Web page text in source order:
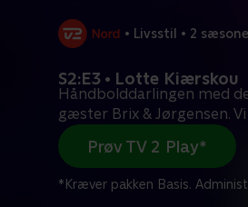
• Livsstil • 2
S2:E3 • Lotte Kiærskou
Håndbolddarlingen med
gæster Brix & Jørgensen.
Prøv TV 2 Play*
*Kræver pakken Basis.